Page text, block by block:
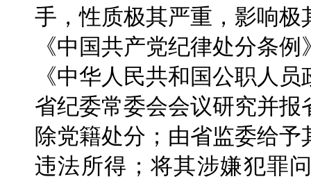
手，性质极其严重，影响
《中国共产党纪律处分条
《中华人民共和国公职人
省纪委常委会会议研究并
除党籍处分；由省监委给
违法所得；将其涉嫌犯罪